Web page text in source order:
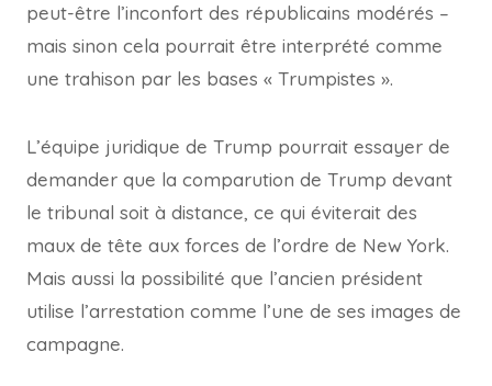
peut-être l’inconfort des républicains modérés –
mais sinon cela pourrait être interprété comme
une trahison par les bases « Trumpistes ».
L’équipe juridique de Trump pourrait essayer de
demander que la comparution de Trump devant
le tribunal soit à distance, ce qui éviterait des
maux de tête aux forces de l’ordre de New York.
Mais aussi la possibilité que l’ancien président
utilise l’arrestation comme l’une de ses images de
campagne.